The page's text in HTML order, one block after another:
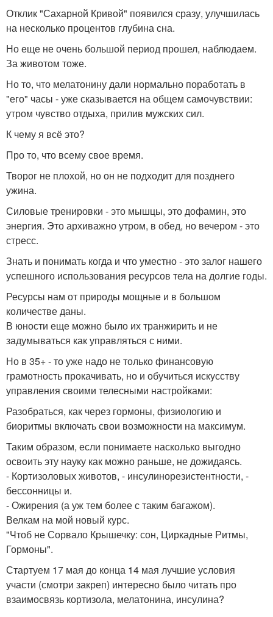
Отклик "Сахарной Кривой" появился сразу, улучшилась
на несколько процентов глубина сна.
Но еще не очень большой период прошел, наблюдаем.
За животом тоже.
Но то, что мелатонину дали нормально поработать в
"его" часы - уже сказывается на общем самочувствии:
утром чувство отдыха, прилив мужских сил.
К чему я всё это?
Про то, что всему свое время.
Творог не плохой, но он не подходит для позднего
ужина.
Силовые тренировки - это мышцы, это дофамин, это
энергия. Это архиважно утром, в обед, но вечером - это
стресс.
Знать и понимать когда и что уместно - это залог нашего
успешного использования ресурсов тела на долгие годы.
Ресурсы нам от природы мощные и в большом
количестве даны.
В юности еще можно было их транжирить и не
задумываться как управляться с ними.
Но в 35+ - то уже надо не только финансовую
грамотность прокачивать, но и обучиться искусству
управления своими телесными настройками:
Разобраться, как через гормоны, физиологию и
биоритмы включать свои возможности на максимум.
Таким образом, если понимаете насколько выгодно
освоить эту науку как можно раньше, не дожидаясь.
- Кортизоловых животов, - инсулинорезистентности, -
бессонницы и.
- Ожирения (а уж тем более с таким багажом).
Велкам на мой новый курс.
"Чтоб не Сорвало Крышечку: сон, Циркадные Ритмы,
Гормоны".
Стартуем 17 мая до конца 14 мая лучшие условия
участи (смотри закреп) интересно было читать про
взаимосвязь кортизола, мелатонина, инсулина?